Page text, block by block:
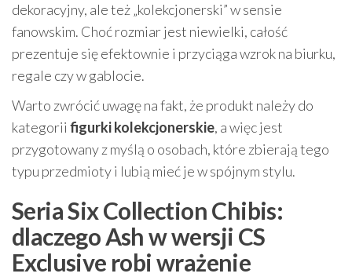
dekoracyjny, ale też „kolekcjonerski” w sensie
fanowskim. Choć rozmiar jest niewielki, całość
prezentuje się efektownie i przyciąga wzrok na biurku,
regale czy w gablocie.
Warto zwrócić uwagę na fakt, że produkt należy do
kategorii figurki kolekcjonerskie, a więc jest
przygotowany z myślą o osobach, które zbierają tego
typu przedmioty i lubią mieć je w spójnym stylu.
Seria Six Collection Chibis:
dlaczego Ash w wersji CS
Exclusive robi wrażenie